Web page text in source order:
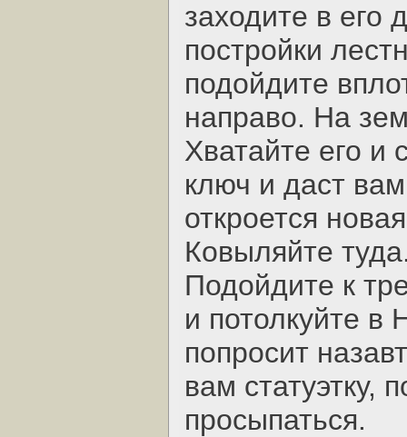
заходите в его
постройки
подойдите
направо. На
Хватайте его и
ключ и даст
откроется
Ковыляйте
Подойдите к
и потолкуйте в
попросит
вам статуэтку,
просыпаться.